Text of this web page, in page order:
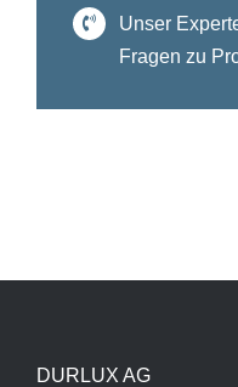
Unser
Fragen zu
DURLUX AG